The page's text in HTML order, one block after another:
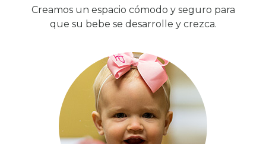
Creamos un espacio cómodo y seguro para
que su bebe se desarrolle y crezca.